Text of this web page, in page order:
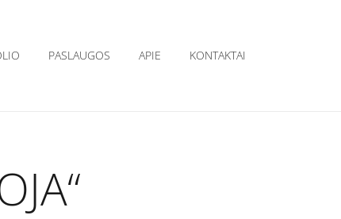
PASLAUGOS APIE KONTAKTAI